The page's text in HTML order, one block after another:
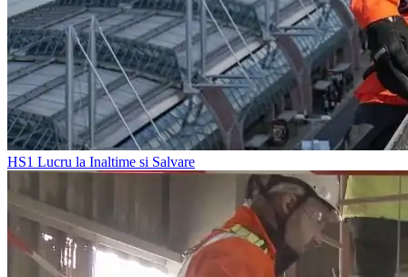
HS1 Lucru la Inaltime si Salvare